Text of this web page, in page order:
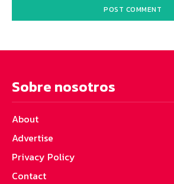
Sobre nosotros
About
Advertise
Privacy Policy
Contact